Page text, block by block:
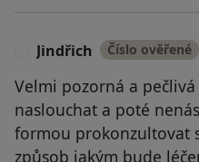
Jindřich Číslo ověřené
Velmi pozorná a
naslouchat a poté
formou prokonzultovat
způsob jakým bude